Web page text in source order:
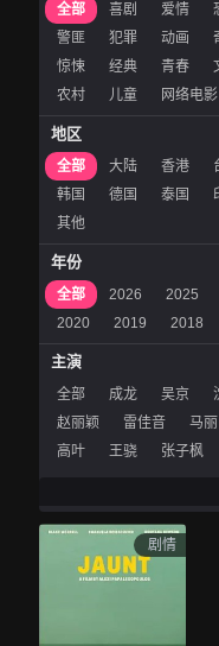
全部 喜剧 爱情
警匪
犯罪 动画
惊悚
经典 青春
农村
儿童 网络电影
地区
全部 大陆 香港
韩国
德国 泰国
其他
年份
全部 2026 2025
2020
2019 2018
主演
全部 成龙 吴京
赵丽颖
雷佳音 马丽
高叶
王骁 张子枫
剧情